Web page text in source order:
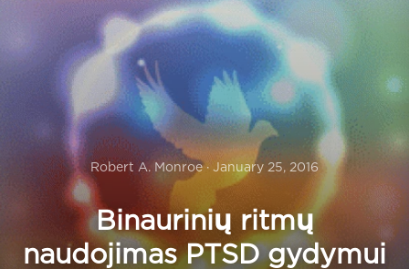
Robert A. Monroe · January 25, 2016
Binaurinių ritmų
naudojimas PTSD gydymui